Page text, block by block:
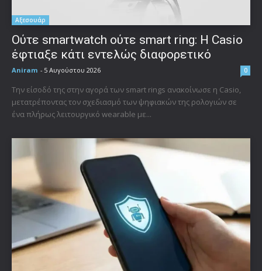
Αξεσουάρ
Ούτε smartwatch ούτε smart ring: Η Casio
έφτιαξε κάτι εντελώς διαφορετικό
Aniram - 5 Αυγούστου 2026 0
Την είσοδό της στην αγορά των smart rings ανακοίνωσε η Casio,
μετατρέποντας τον σχεδιασμό των ψηφιακών της ρολογιών σε
ένα πλήρως λειτουργικό wearable με...